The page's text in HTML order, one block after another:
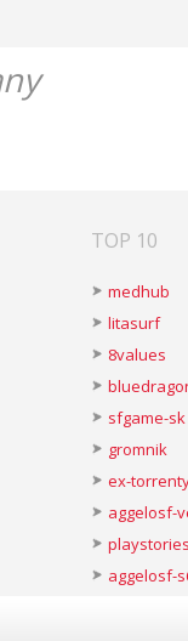
TOP 10
medhub
litasurf
8values
sfgame-sk
gromnik
ex-
aggelosf-
aggelosf-